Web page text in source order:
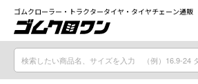
ゴムクローラー・トラクタータイヤ・タイヤチェーン通販